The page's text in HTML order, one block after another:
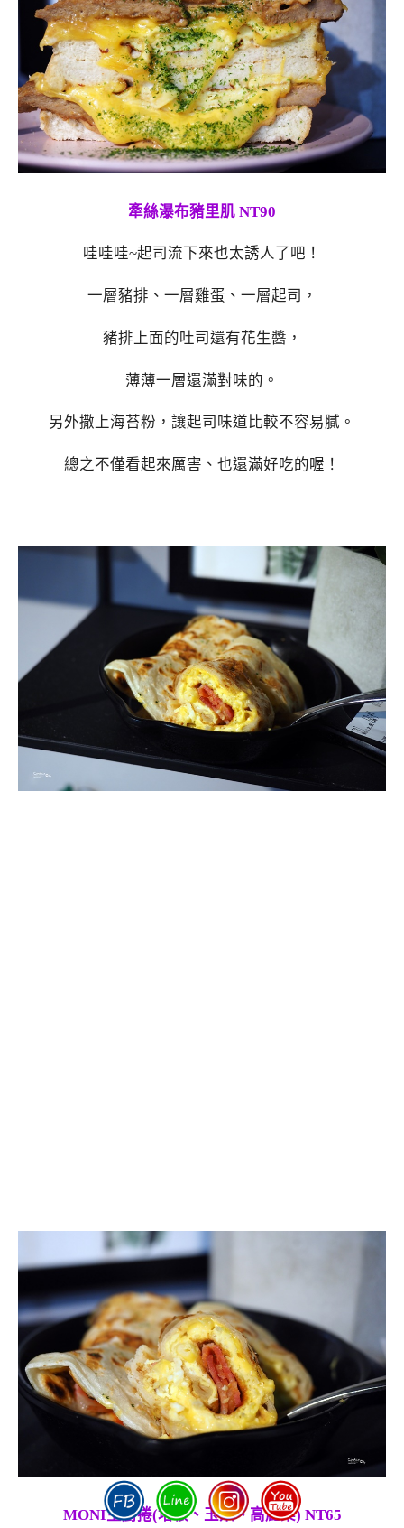
牽絲瀑布豬里肌 NT90
哇哇哇~起司流下來也太誘人了吧！
一層豬排、一層雞蛋、一層起司，
豬排上面的吐司還有花生醬，
薄薄一層還滿對味的。
另外撒上海苔粉，讓起司味道比較不容易膩。
總之不僅看起來厲害、也還滿好吃的喔！
MONI主廚捲(培根、玉米、高麗菜) NT65